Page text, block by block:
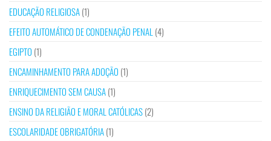
EDUCAÇÃO RELIGIOSA(1)
EFEITO AUTOMÁTICO DE CONDENAÇÃO PENAL (4)
EGIPTO (1)
ENCAMINHAMENTO PARA ADOÇÃO (1)
ENRIQUECIMENTO SEM CAUSA(1)
ENSINO DA RELIGIÃO E MORAL CATÓLICAS(2)
ESCOLARIDADE OBRIGATÓRIA(1)